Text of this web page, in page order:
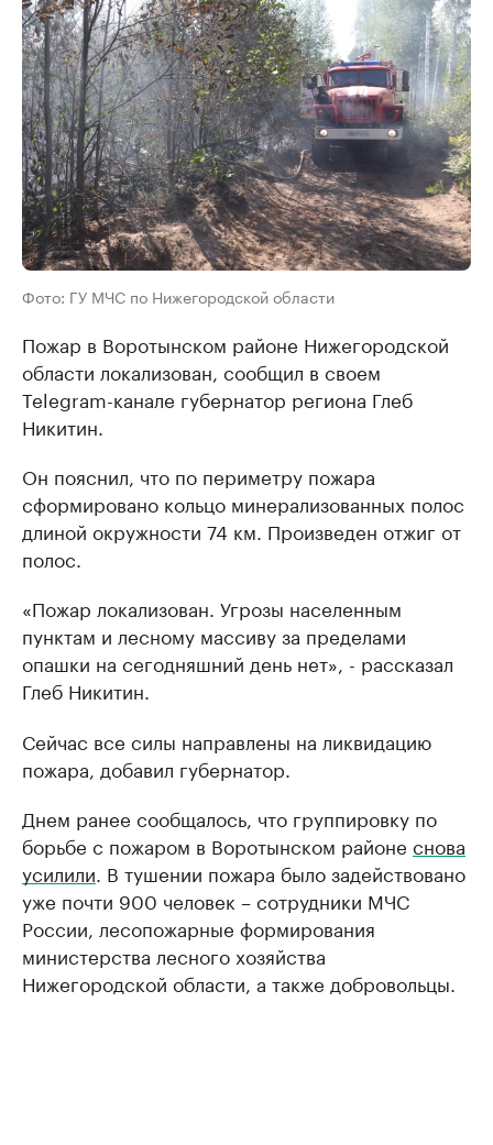
Фото: ГУ МЧС по Нижегородской области
Пожар в Воротынском районе Нижегородской
области локализован, сообщил в своем
Telegram-канале губернатор региона Глеб
Никитин.
Он пояснил, что по периметру пожара
сформировано кольцо минерализованных полос
длиной окружности 74 км. Произведен отжиг от
полос.
«Пожар локализован. Угрозы населенным
пунктам и лесному массиву за пределами
опашки на сегодняшний день нет», - рассказал
Глеб Никитин.
Сейчас все силы направлены на ликвидацию
пожара, добавил губернатор.
Днем ранее сообщалось, что группировку по
борьбе с пожаром в Воротынском районе снова
усилили. В тушении пожара было задействовано
уже почти 900 человек – сотрудники МЧС
России, лесопожарные формирования
министерства лесного хозяйства
Нижегородской области, а также добровольцы.